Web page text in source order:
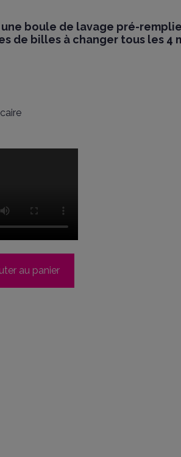
boule de lavage pré-remplie
de billes à changer tous les 4
au panier